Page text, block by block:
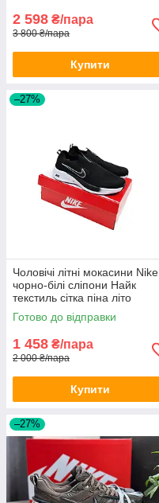
2 598 ₴/пара
3 800 ₴/пара
Купити
–27%
Чоловічі літні мокасини Nike
чорно-білі сліпони Найк
текстиль сітка піна літо
Готово до відправки
1 458 ₴/пара
2 000 ₴/пара
Купити
–27%